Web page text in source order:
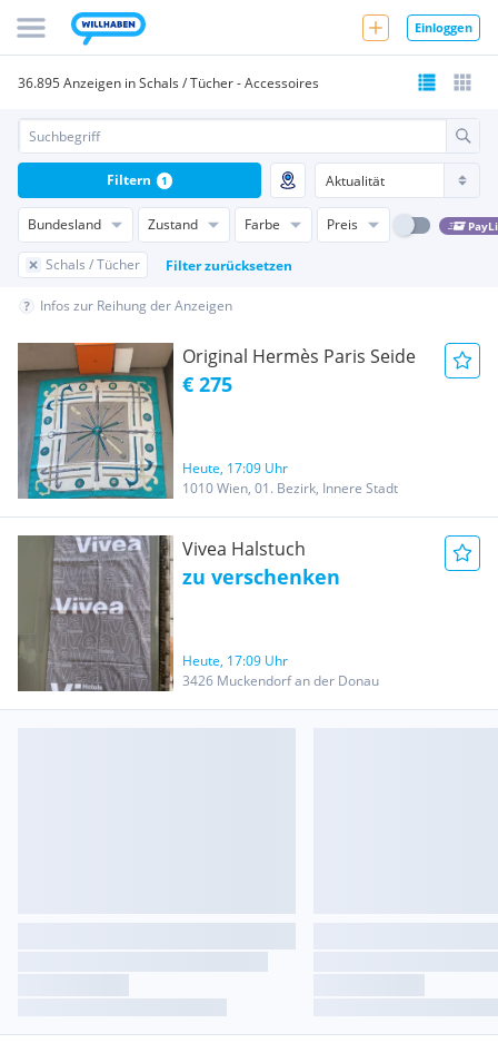
Einloggen
36.895 Anzeigen in Schals / Tücher - Accessoires
Bundesland Zustand Farbe Preis
Schals / Tücher Filter zurücksetzen
Filtern 1
Infos zur Reihung der Anzeigen
Original Hermès Paris Seide
€ 275
Heute, 17:09 Uhr
1010 Wien, 01. Bezirk, Innere Stadt
Vivea Halstuch
zu verschenken
Heute, 17:09 Uhr
3426 Muckendorf an der Donau